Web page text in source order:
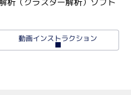
動画インストラクション